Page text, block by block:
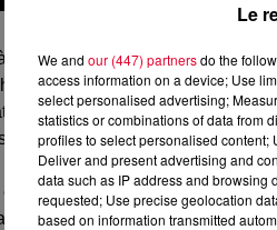
des moments de vie, elle nous
mettre en images avec le
dans la recherche d’identité
de la fougue de la jeunesse,
plein la tête, bien qu’il en
vu fouler des artistes comme
Le
We and our (447) partnersdo the
access information on a device; Use
select personalised advertising;
statistics or combinations of data from
profiles to select personalised content;
Deliver and present advertising and
data such as IP address and browsing
requested; Use precise geolocation
based on information transmitted